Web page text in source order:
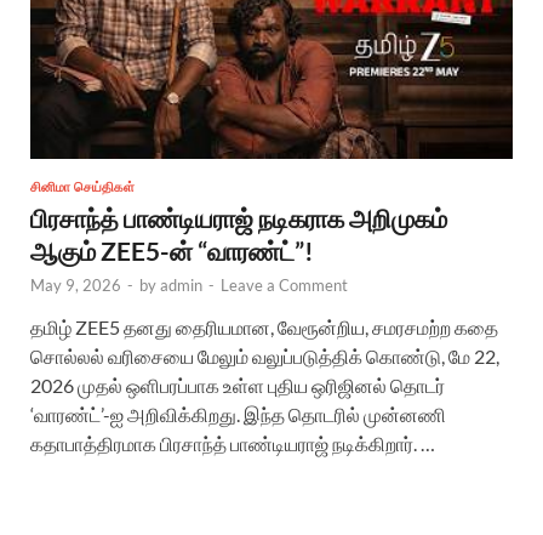
சினிமா செய்திகள்
பிரசாந்த் பாண்டியராஜ் நடிகராக அறிமுகம்
ஆகும் ZEE5-ன் “வாரண்ட்”!
May 9, 2026 - byadmin - Leave a Comment
தமிழ் ZEE5 தனது தைரியமான, வேரூன்றிய, சமரசமற்ற கதை
சொல்லல் வரிசையை மேலும் வலுப்படுத்திக் கொண்டு, மே 22,
2026 முதல் ஒளிபரப்பாக உள்ள புதிய ஒரிஜினல் தொடர்
‘வாரண்ட்’-ஐ அறிவிக்கிறது. இந்த தொடரில் முன்னணி
கதாபாத்திரமாக பிரசாந்த் பாண்டியராஜ் நடிக்கிறார். …